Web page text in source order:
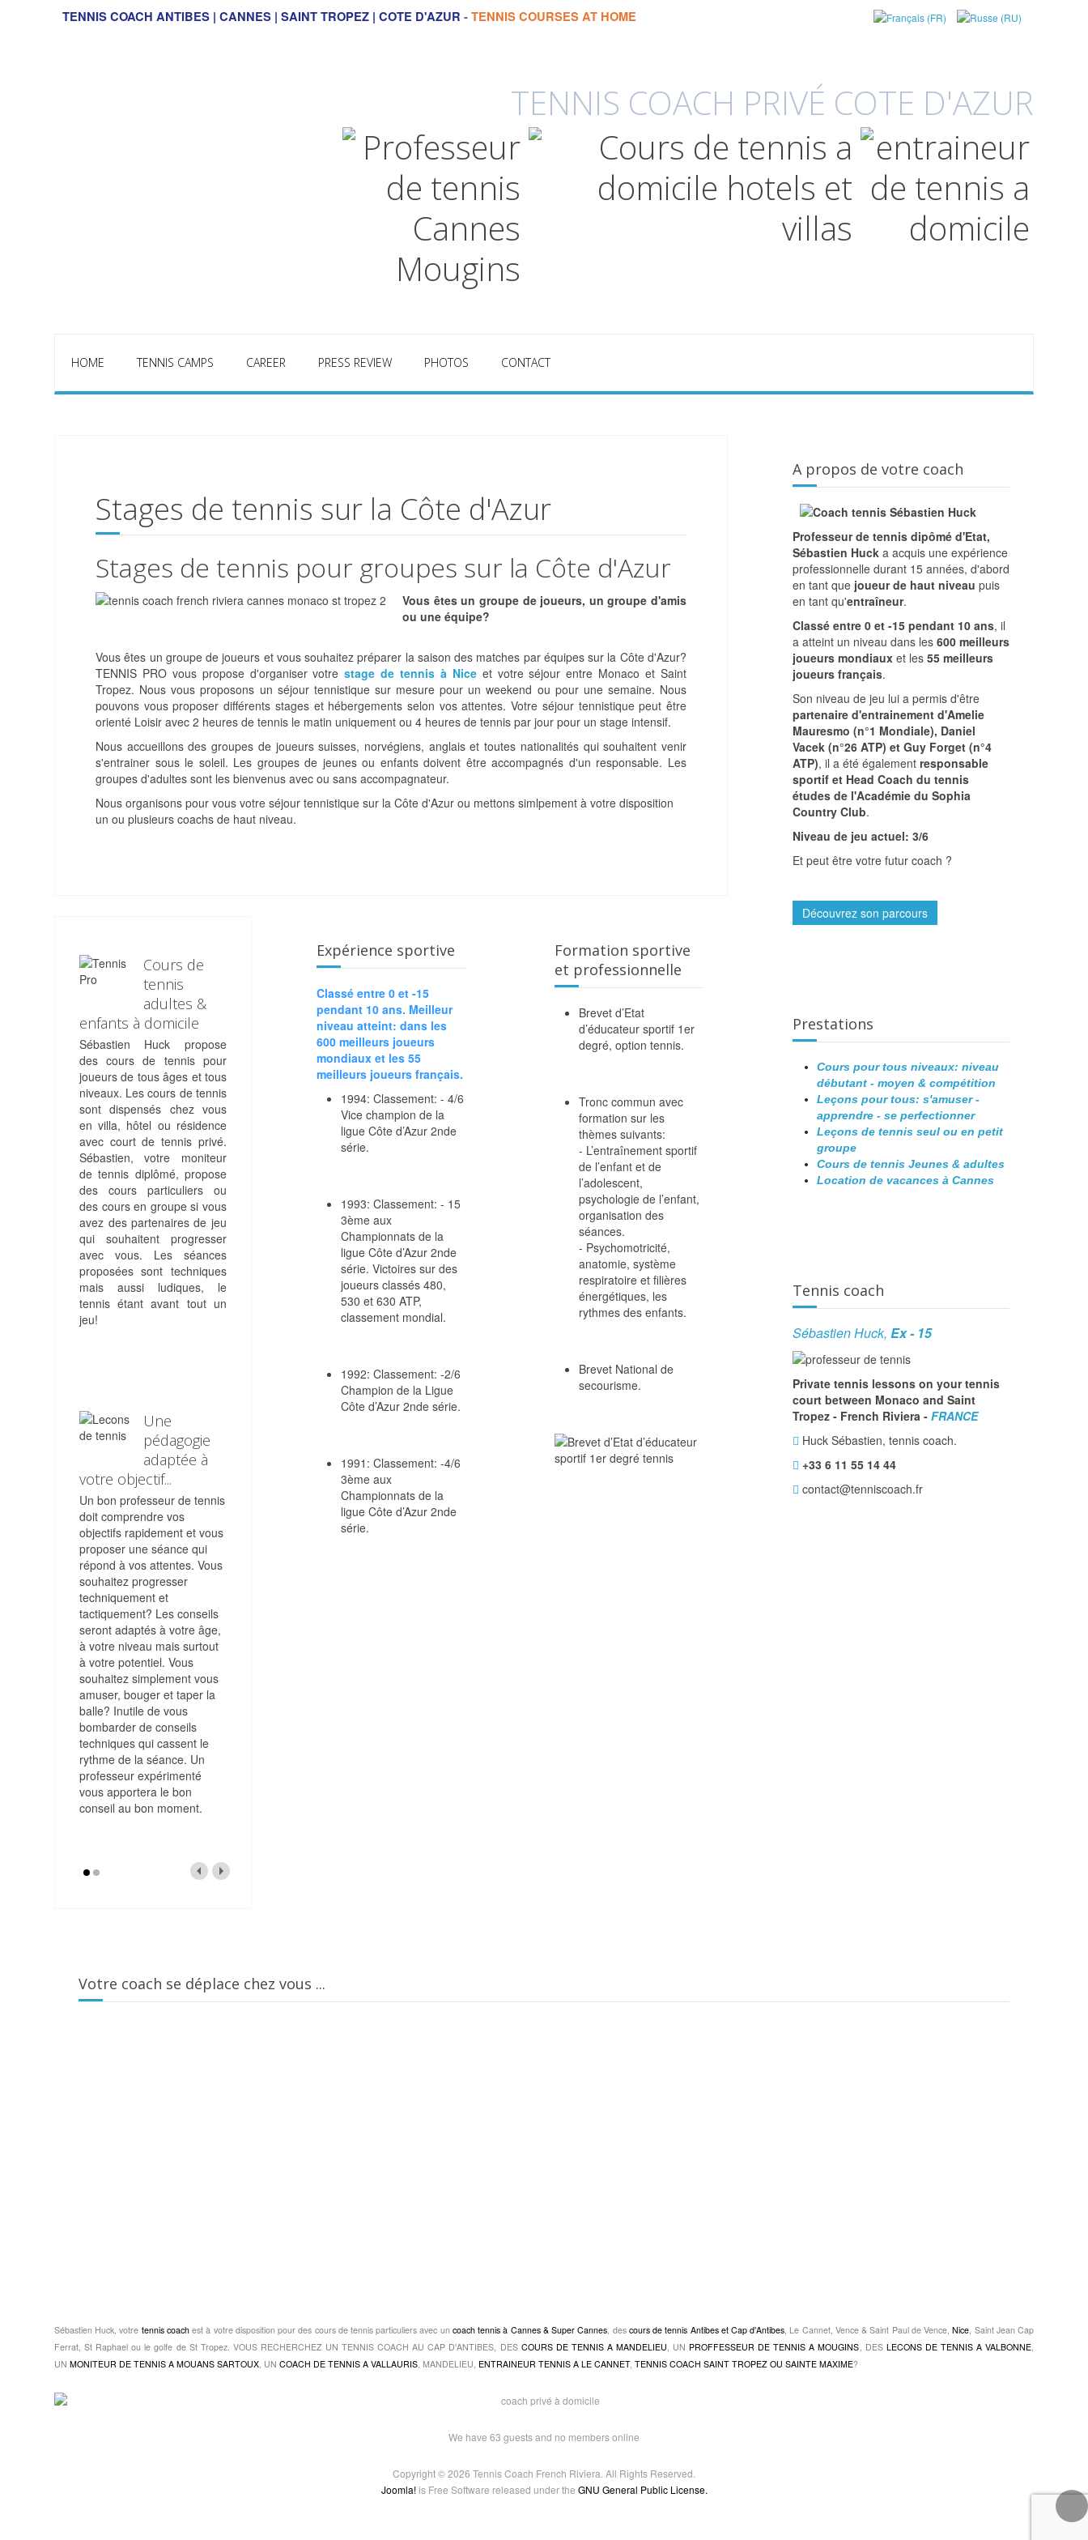
TENNIS COACH ANTIBES | CANNES | SAINT TROPEZ | COTE D'AZUR -TENNIS COURSES AT HOME
TENNIS COACH PRIVÉ COTE D'AZUR
HOME TENNIS CAMPS CAREER PRESS REVIEW PHOTOS CONTACT
Stages de tennis sur la Côte d'Azur
Stages de tennis pour groupes sur la Côte d'Azur
Vous êtes un groupe de joueurs, un groupe d'amis
ou une équipe?
Vous êtes un groupe de joueurs et vous souhaitez préparer la saison des matches par équipes sur la Côte d'Azur?
TENNIS PRO vous propose d'organiser votrestage de tennis à Niceet votre séjour entre Monaco et Saint
Tropez. Nous vous proposons un séjour tennistique sur mesure pour un weekend ou pour une semaine. Nous
pouvons vous proposer différents stages et hébergements selon vos attentes. Votre séjour tennistique peut être
orienté Loisir avec 2 heures de tennis le matin uniquement ou 4 heures de tennis par jour pour un stage intensif.
Nous accueillons des groupes de joueurs suisses, norvégiens, anglais et toutes nationalités qui souhaitent venir
s'entrainer sous le soleil. Les groupes de jeunes ou enfants doivent être accompagnés d'un responsable. Les
groupes d'adultes sont les bienvenus avec ou sans accompagnateur.
Nous organisons pour vous votre séjour tennistique sur la Côte d'Azur ou mettons simlpement à votre disposition
un ou plusieurs coachs de haut niveau.
Cours de
tennis
adultes &
enfants à domicile
Sébastien Huck propose
des cours de tennis pour
joueurs de tous âges et tous
niveaux. Les cours de tennis
sont dispensés chez vous
en villa, hôtel ou résidence
avec court de tennis privé.
Sébastien, votre moniteur
de tennis diplômé, propose
des cours particuliers ou
des cours en groupe si vous
avez des partenaires de jeu
qui souhaitent progresser
avec vous. Les séances
proposées sont techniques
mais aussi ludiques, le
tennis étant avant tout un
jeu!
Une
pédagogie
adaptée à
votre objectif...
Un bon professeur de tennis
doit comprendre vos
objectifs rapidement et vous
proposer une séance qui
répond à vos attentes. Vous
souhaitez progresser
techniquement et
tactiquement? Les conseils
seront adaptés à votre âge,
à votre niveau mais surtout
à votre potentiel. Vous
souhaitez simplement vous
amuser, bouger et taper la
balle? Inutile de vous
bombarder de conseils
techniques qui cassent le
rythme de la séance. Un
professeur expérimenté
vous apportera le bon
conseil au bon moment.
Expérience sportive
Classé entre 0 et -15
pendant 10 ans. Meilleur
niveau atteint: dans les
600 meilleurs joueurs
mondiaux et les 55
meilleurs joueurs français.
1994: Classement: - 4/6
Vice champion de la
ligue Côte d’Azur 2nde
série.
1993: Classement: - 15
3ème aux
Championnats de la
ligue Côte d’Azur 2nde
série. Victoires sur des
joueurs classés 480,
530 et 630 ATP,
classement mondial.
1992: Classement: -2/6
Champion de la Ligue
Côte d’Azur 2nde série.
1991: Classement: -4/6
3ème aux
Championnats de la
ligue Côte d’Azur 2nde
série.
Formation sportive
et professionnelle
Brevet d’Etat
d’éducateur sportif 1er
degré, option tennis.
Tronc commun avec
formation sur les
thèmes suivants:
- L’entraînement sportif
de l’enfant et de
l’adolescent,
psychologie de l’enfant,
organisation des
séances.
- Psychomotricité,
anatomie, système
respiratoire et filières
énergétiques, les
rythmes des enfants.
Brevet National de
secourisme.
A propos de votre coach
Professeur de tennis dipômé d'Etat,
Sébastien Huck a acquis une expérience
professionnelle durant 15 années, d'abord
en tant que joueur de haut niveau puis
en tant qu'entraîneur.
Classé entre 0 et -15 pendant 10 ans, il
a atteint un niveau dans les 600 meilleurs
joueurs mondiaux et les 55 meilleurs
joueurs français.
Son niveau de jeu lui a permis d'être
partenaire d'entrainement d'Amelie
Mauresmo (n°1 Mondiale), Daniel
Vacek (n°26 ATP) et Guy Forget (n°4
ATP), il a été également responsable
sportif et Head Coach du tennis
études de l'Académie du Sophia
Country Club.
Niveau de jeu actuel: 3/6
Et peut être votre futur coach ?
Découvrez son parcours
Prestations
Cours pour tous niveaux: niveau
débutant - moyen & compétition
Leçons pour tous: s'amuser -
apprendre - se perfectionner
Leçons de tennis seul ou en petit
groupe
Cours de tennis Jeunes & adultes
Location de vacances à Cannes
Tennis coach
Sébastien Huck, Ex - 15
Private tennis lessons on your tennis
court between Monaco and Saint
Tropez - French Riviera - FRANCE
Huck Sébastien, tennis coach.
+33 6 11 55 14 44
contact@tenniscoach.fr
Votre coach se déplace chez vous ...
Sébastien Huck, votre tennis coachest à votre disposition pour des cours de tennis particuliers avec un coach tennis à Cannes & Super Cannes, des cours de tennis Antibes et Cap d'Antibes, Le Cannet, Vence & Saint Paul de Vence,Nice, Saint Jean Cap
Ferrat, St Raphael ou le golfe de St Tropez. VOUS RECHERCHEZ UN TENNIS COACH AU CAP D'ANTIBES, DES COURS DE TENNIS A MANDELIEU, UN PROFFESSEUR DE TENNIS A MOUGINS, DES LECONS DE TENNIS A VALBONNE,
UN MONITEUR DE TENNIS A MOUANS SARTOUX, UN COACH DE TENNIS A VALLAURIS, MANDELIEU, ENTRAINEUR TENNIS A LE CANNET, TENNIS COACH SAINT TROPEZ OU SAINTE MAXIME?
We have 63 guests and no members online
Copyright © 2026 Tennis Coach French Riviera. All Rights Reserved.
Joomla!is Free Software released under the GNU General Public License.